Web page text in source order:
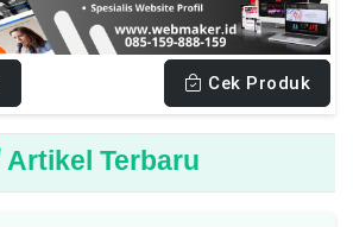
Cek Produk
Artikel Terbaru